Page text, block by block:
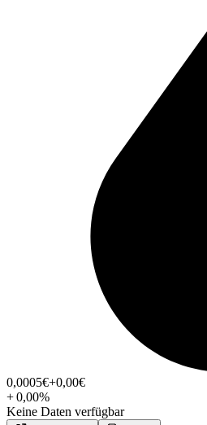
0,0005€+0,00€
+0,00%
Keine Daten verfügbar